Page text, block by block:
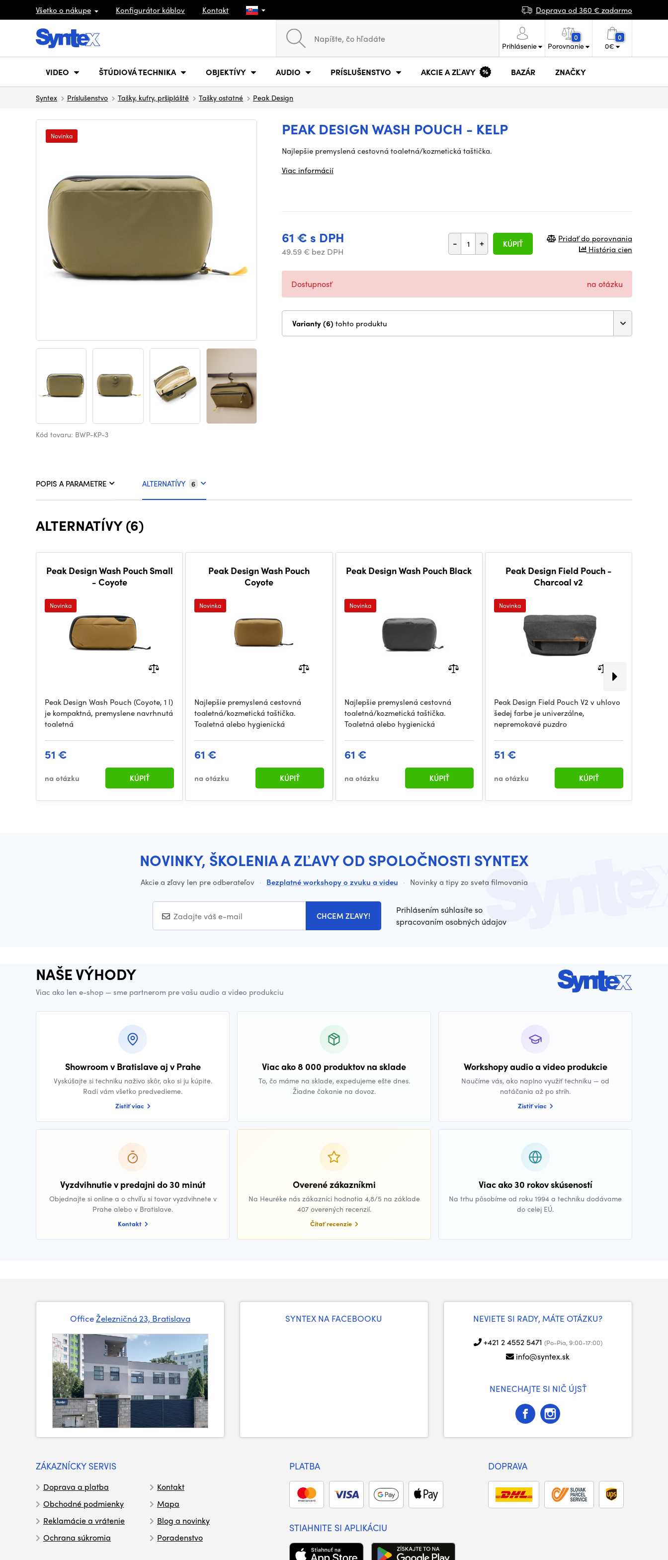
Všetko o nákupe Konfigurátor káblov Kontakt Doprava od 360 € zadarmo
Prihlásenie
0
Porovnanie
0
0€
VIDEO ŠTÚDIOVÁ TECHNIKA OBJEKTÍVY AUDIO PRÍSLUŠENSTVO AKCIE A ZĽAVY BAZÁR ZNAČKY
Syntex Príslušenstvo Tašky, kufry, pršipláště Tašky ostatné Peak Design
PEAK DESIGN WASH POUCH - KELP
Novinka
Kód tovaru: BWP-KP-3
Najlepšie premyslená cestovná toaletná/kozmetická taštička.
Viac informácií
61 € s DPH
49.59 € bez DPH
- + KÚPIŤ
Pridať do porovnania
História cien
Dostupnosť na otázku
Varianty (6) tohto produktu
POPIS A PARAMETRE ALTERNATÍVY 6
ALTERNATÍVY (6)
Peak Design Wash Pouch Small
- Coyote
Novinka
Peak Design Wash Pouch (Coyote, 1 l)
je kompaktná, premyslene navrhnutá
toaletná
51 €
na otázku KÚPIŤ
Peak Design Wash Pouch
Coyote
Novinka
Najlepšie premyslená cestovná
toaletná/kozmetická taštička.
Toaletná alebo hygienická
61 €
na otázku KÚPIŤ
Peak Design Wash Pouch Black
Novinka
Najlepšie premyslená cestovná
toaletná/kozmetická taštička.
Toaletná alebo hygienická
61 €
na otázku KÚPIŤ
Peak Design Field Pouch -
Charcoal v2
Novinka
Peak Design Field Pouch V2 v uhlovo
šedej farbe je univerzálne,
nepremokavé puzdro
51 €
na otázku KÚPIŤ
NOVINKY, ŠKOLENIA A ZĽAVY OD SPOLOČNOSTI SYNTEX
Akcie a zľavy len pre odberateľov · Bezplatné workshopy o zvuku a videu · Novinky a tipy zo sveta filmovania
CHCEM ZĽAVY!
Prihlásením súhlasíte so
spracovaním osobných údajov
NAŠE VÝHODY
Viac ako len e-shop — sme partnerom pre vašu audio a video produkciu
Showroom v Bratislave aj v Prahe
Vyskúšajte si techniku naživo skôr, ako si ju kúpite.
Radi vám všetko predvedieme.
Zistiť viac
Viac ako 8 000 produktov na sklade
To, čo máme na sklade, expedujeme ešte dnes.
Žiadne čakanie na dovoz.
Workshopy audio a video produkcie
Naučíme vás, ako naplno využiť techniku — od
natáčania až po strih.
Zistiť viac
Vyzdvihnutie v predajni do 30 minút
Objednajte si online a o chvíľu si tovar vyzdvihnete v
Prahe alebo v Bratislave.
Kontakt
Overené zákazníkmi
Na Heuréke nás zákazníci hodnotia 4,8/5 na základe
407 overených recenzií.
Čítať recenzie
Viac ako 30 rokov skúseností
Na trhu pôsobíme od roku 1994 a techniku dodávame
do celej EÚ.
OfficeŽelezničná 23, Bratislava SYNTEX NA FACEBOOKU NEVIETE SI RADY, MÁTE OTÁZKU?
+421 2 4552 5471 (Po-Pia, 9:00-17:00)
info@syntex.sk
NENECHAJTE SI NIČ ÚJSŤ
ZÁKAZNÍCKY SERVIS
Doprava a platba
Obchodné podmienky
Reklamácie a vrátenie
Ochrana súkromia
Kontakt
Mapa
Blog a novinky
Poradenstvo
PLATBA DOPRAVA
STIAHNITE SI APLIKÁCIU